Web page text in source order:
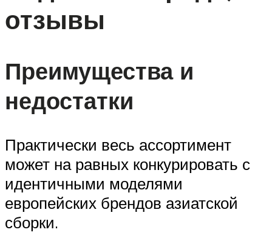
отзывы
Преимущества и
недостатки
Практически весь ассортимент
может на равных конкурировать с
идентичными моделями
европейских брендов азиатской
сборки.